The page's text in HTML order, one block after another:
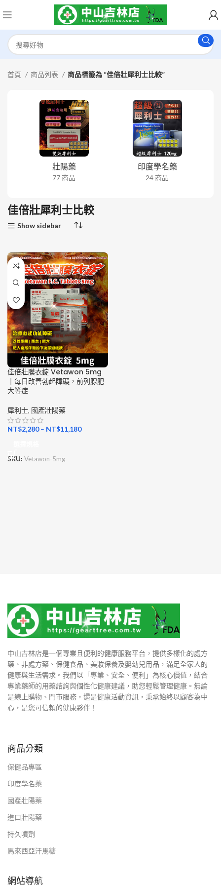
首頁 商品列表 商品標籤為 “佳倍壯犀利士比較”
壯陽藥
77 商品
印度學名藥
24 商品
佳倍壯犀利士比較
Show sidebar
佳倍壯膜衣錠 Vetawon 5mg
｜每日改善勃起障礙，前列腺肥
大等症
犀利士, 國產壯陽藥
NT$2,280– NT$11,180
SKU: Vetawon-5mg
中山吉林店是一個專業且便利的健康服務平台，提供多樣化的處方
藥、非處方藥、保健食品、美妝保養及嬰幼兒用品，滿足全家人的
健康與生活需求。我們以「專業、安全、便利」為核心價值，結合
專業藥師的用藥諮詢與個性化健康建議，助您輕鬆管理健康。無論
是線上購物、門市服務，還是健康活動資訊，秉承始終以顧客為中
心，是您可信賴的健康夥伴！
商品分類
保健品專區
印度學名藥
國產壯陽藥
進口壯陽藥
持久噴劑
馬來西亞汗馬糖
網站導航